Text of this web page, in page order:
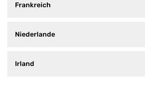
Frankreich
Niederlande
Irland